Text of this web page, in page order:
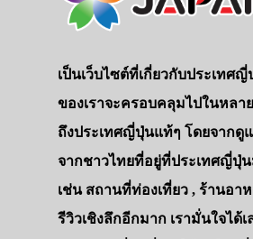
เป็นเว็บไซต์ที่เกี่ยวกับประเทศ
ของเราจะครอบคลุมไปในหลา
ถึงประเทศญี่ปุ่นแท้ๆ โดยจากดู
จากชาวไทยที่อยู่ที่ประเทศญี่ปุ่
เช่น สถานที่ท่องเที่ยว , ร้านอา
รีวิวเชิงลึกอีกมาก เรามั่นใจได้